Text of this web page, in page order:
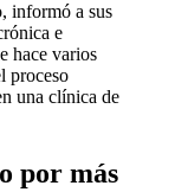
informó a sus
e
hace varios
proceso
una clínica de
por más